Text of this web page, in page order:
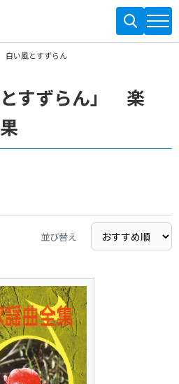
白い風とすずらん
すずらん」 楽
並び替え